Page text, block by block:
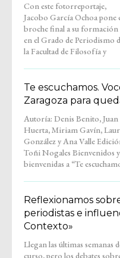
Con este fotorreportaje,
Jacobo García Ochoa pone
broche final a su formación
en el Grado de Periodismo
la Facultad de Filosofía y
Letras y cierra también su
etapa como colaborador
Entremedios. Su trabajo nos
Te escuchamos.
Zaragoza para
Autoría: Denis Benito, Juan
Huerta, Miriam Gavín,
González y Ana Valle Edición:
Toñi Nogales Bienvenidos y
bienvenidas a “Te
Voces de quienes llegaron a
Zaragoza para quedarse”.
espacio tranquilo, hecho para
escuchar sin prisas y
Reflexionamos
periodistas e
Contexto»
Llegan las últimas semanas
curso, pero los debates
nuestro propio podcast
#Entremedios. Laura